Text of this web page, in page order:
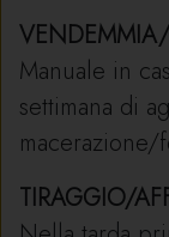
Manuale in
settimana di
TIRAGGIO/